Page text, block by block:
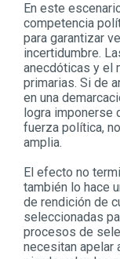
En este
competencia
para garantizar
incertidumbre.
anecdóticas y el
primarias. Si de
en una
logra imponerse
fuerza política,
amplia.
El efecto no
también lo hace
de rendición de
seleccionadas
procesos de
necesitan apelar